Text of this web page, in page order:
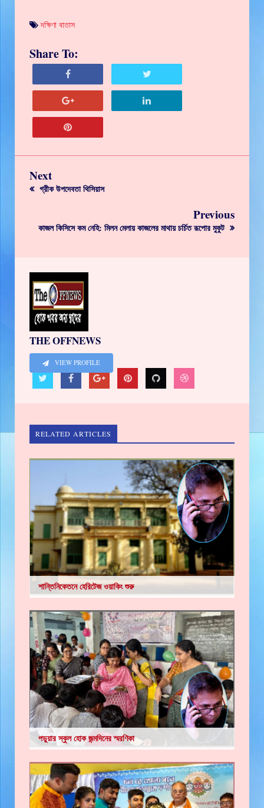
দক্ষিণা বাতাস
Share To:
Next
গ্রীক উপদেবতা থিসিয়াস
Previous
কাজল কিসিসে কম নেহি: মিলন মেলায় কাজলের মাথায় চর্চিত রূপোর মুকুট
THE OFFNEWS
VIEW PROFILE
RELATED ARTICLES
শান্তিনিকেতনে হেরিটেজ ওয়াকিং শুরু
পড়ুয়ার স্কুল হোক জন্মদিনের স্মরণিকা